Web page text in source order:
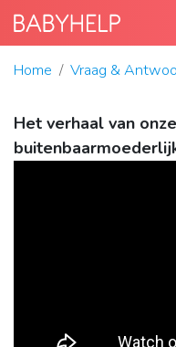
Home Vraag &
Het verhaal van